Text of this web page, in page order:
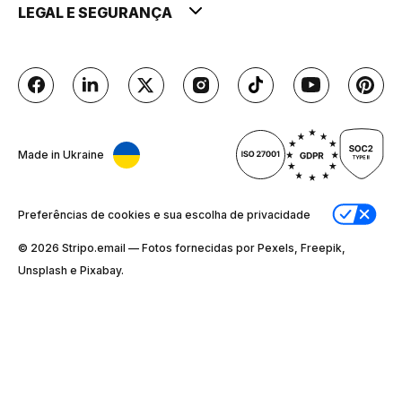
LEGAL E SEGURANÇA
Made in Ukraine
Preferências de cookies e sua escolha de privacidade
© 2026 Stripо.email — Fotos fornecidas por Pexels, Freepik,
Unsplash e Pixabay.